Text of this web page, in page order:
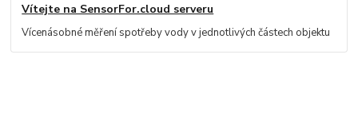
Vítejte na SensorFor.cloud serveru
Vícenásobné měření spotřeby vody v jednotlivých částech objektu